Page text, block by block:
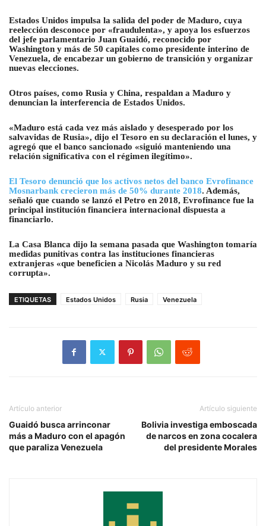
Estados Unidos impulsa la salida del poder de Maduro, cuya
reelección desconoce por «fraudulenta», y apoya los esfuerzos
del jefe parlamentario Juan Guaidó, reconocido por
Washington y más de 50 capitales como presidente interino de
Venezuela, de encabezar un gobierno de transición y organizar
nuevas elecciones.
Otros países, como Rusia y China, respaldan a Maduro y
denuncian la interferencia de Estados Unidos.
«Maduro está cada vez más aislado y desesperado por los
salvavidas de Rusia», dijo el Tesoro en su declaración el lunes, y
agregó que el banco sancionado «siguió manteniendo una
relación significativa con el régimen ilegítimo».
El Tesoro denunció que los activos netos del banco Evrofinance
Mosnarbank crecieron más de 50% durante 2018. Además,
señaló que cuando se lanzó el Petro en 2018, Evrofinance fue la
principal institución financiera internacional dispuesta a
financiarlo.
La Casa Blanca dijo la semana pasada que Washington tomaría
medidas punitivas contra las instituciones financieras
extranjeras «que beneficien a Nicolás Maduro y su red
corrupta».
ETIQUETAS Estados Unidos Rusia Venezuela
Artículo anterior
Guaidó busca arrinconar
más a Maduro con el apagón
que paraliza Venezuela
Artículo siguiente
Bolivia investiga emboscada
de narcos en zona cocalera
del presidente Morales